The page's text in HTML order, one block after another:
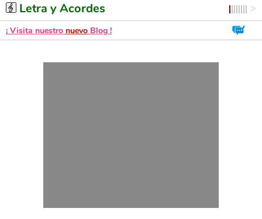
Letra y Acordes
¡ Visita nuestro nuevo Blog !